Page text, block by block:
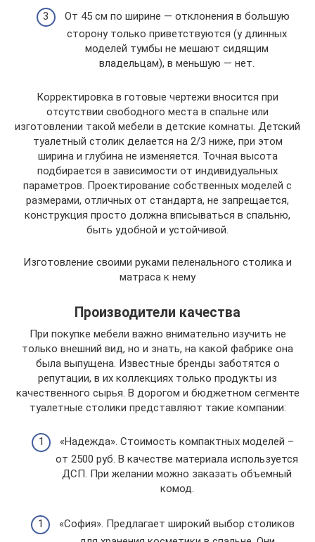
От 45 см по ширине — отклонения в большую
сторону только приветствуются (у длинных
моделей тумбы не мешают сидящим
владельцам), в меньшую — нет.
Корректировка в готовые чертежи вносится при
отсутствии свободного места в спальне или
изготовлении такой мебели в детские комнаты. Детский
туалетный столик делается на 2/3 ниже, при этом
ширина и глубина не изменяется. Точная высота
подбирается в зависимости от индивидуальных
параметров. Проектирование собственных моделей с
размерами, отличных от стандарта, не запрещается,
конструкция просто должна вписываться в спальню,
быть удобной и устойчивой.
Изготовление своими руками пеленального столика и
матраса к нему
Производители качества
При покупке мебели важно внимательно изучить не
только внешний вид, но и знать, на какой фабрике она
была выпущена. Известные бренды заботятся о
репутации, в их коллекциях только продукты из
качественного сырья. В дорогом и бюджетном сегменте
туалетные столики представляют такие компании:
«Надежда». Стоимость компактных моделей –
от 2500 руб. В качестве материала используется
ДСП. При желании можно заказать объемный
комод.
«София». Предлагает широкий выбор столиков